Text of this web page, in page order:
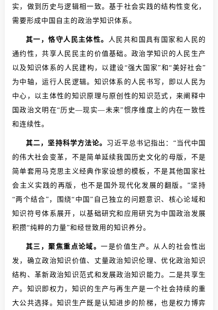
实，做到历史与逻辑相一致。基于社会实践的结构性变化，
需要形成中国自主的政治学知识体系。
其一，恪守人民主体性。
人民共和国具有国家和人民的
通约性，共享人民民主的价值基础。政治学知识的人民生产
以及知识体系的人民建构，以建设“强大国家”和“美好社会”
为中轴，运行人民逻辑。知识体系的人民书写，即以人民为
中心，以主体性的知识原理与原创性的知识范式，来阐释中
国政治文明在“历史—现实—未来”惯序维度上的内在一致性
和连续性。
其二，坚持科学方法论。 习近平总书记指出：“当代中国
的伟大社会变革，不是简单延续我国历史文化的母版，不是
简单套用马克思主义经典作家设想的模板，不是其他国家社
会主义实践的再版，也不是国外现代化发展的翻版。”坚持
“两个结合”，围绕“中国”自己独立的问题意识、核心论域和
知识符号体系展开，以基础研究和应用研究为中国政治发展
积攒“纯粹的力量”和经世致用的知识养分。
其三，聚焦重点论域。一是价值生产。从人的社会性出
发，确立政治知识价值、丈量政治知识伦理、优化政治知识
结构、革新政治知识范式和发展政治知识能力。二是共享生
产。知识即权力，知识的生产与再生产是一个社会持续的重
大公共选择。知识生产既是认知进步的阶梯，也是权力博弈